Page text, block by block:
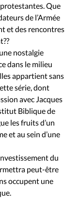
Que
de l’Armée
et des rencontres
nostalgie
dans le milieu
appartient sans
série, dont
avec Jacques
Biblique de
les fruits d’un
et au sein d’une
du
peut-être
occupent une